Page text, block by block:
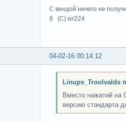
С виндой ничего не
8 (C) wr224
04-02-16 00:14:12
Linups_Troolvalds
Вместо нажатий на
версию стандарта